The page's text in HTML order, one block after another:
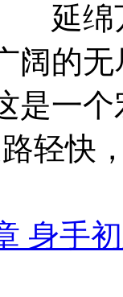
绵万
阔的
是
轻快
身手